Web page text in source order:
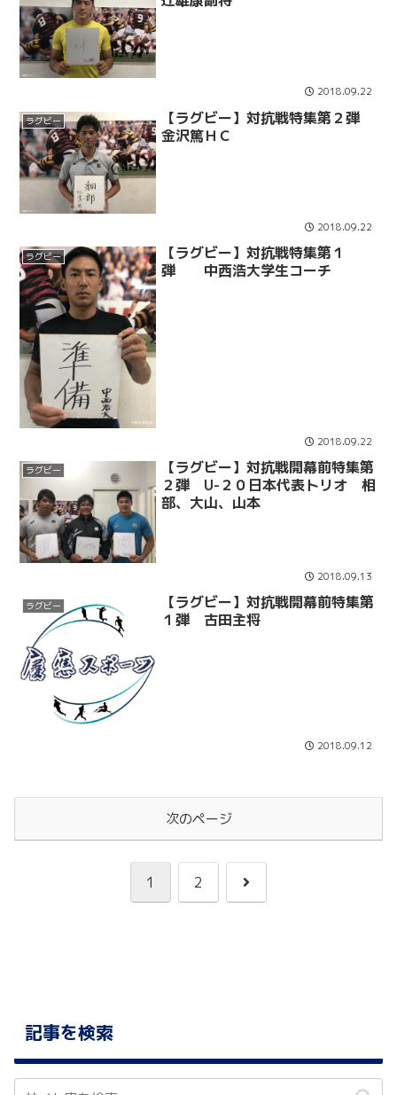
2018.09.22
ラグビー
【ラグビー】対抗戦特集第２弾
金沢篤ＨＣ
2018.09.22
ラグビー
【ラグビー】対抗戦特集第１
弾 中西浩大学生コーチ
2018.09.22
ラグビー
【ラグビー】対抗戦開幕前特集第
２弾 U-２０日本代表トリオ 相
部、大山、山本
2018.09.13
ラグビー
【ラグビー】対抗戦開幕前特集第
１弾 古田主将
2018.09.12
次のページ
1 2
次
記事を検索